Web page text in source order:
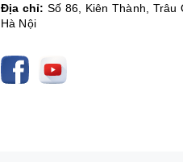
Địa chỉ: Số 86, Kiên Thành, Trâu
Hà Nội